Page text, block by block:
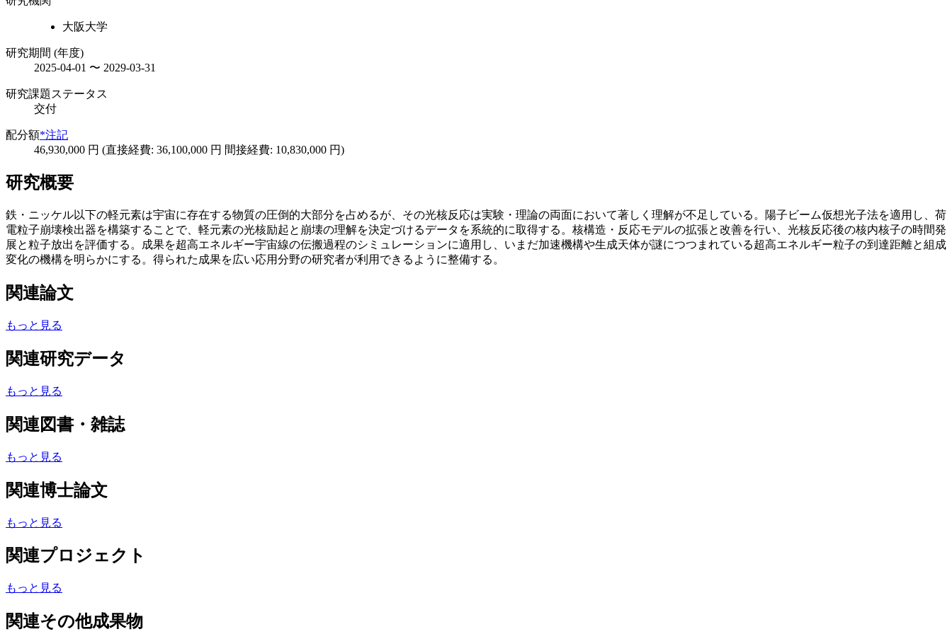
大阪大学
研究期間 (年度)
2025-04-01 〜 2029-03-31
研究課題ステータス
交付
配分額*注記
46,930,000 円 (直接経費: 36,100,000 円 間接経費: 10,830,000 円)
研究概要
鉄・ニッケル以下の軽元素は宇宙に存在する物質の圧倒的大部分を占めるが、その光核反応は実験・理論の両面において著しく理解が不足している。陽子ビーム仮想光子法を適用し、荷
電粒子崩壊検出器を構築することで、軽元素の光核励起と崩壊の理解を決定づけるデータを系統的に取得する。核構造・反応モデルの拡張と改善を行い、光核反応後の核内核子の時間発
展と粒子放出を評価する。成果を超高エネルギー宇宙線の伝搬過程のシミュレーションに適用し、いまだ加速機構や生成天体が謎につつまれている超高エネルギー粒子の到達距離と組成
変化の機構を明らかにする。得られた成果を広い応用分野の研究者が利用できるように整備する。
関連論文
もっと見る
関連研究データ
もっと見る
関連図書・雑誌
もっと見る
関連博士論文
もっと見る
関連プロジェクト
もっと見る
関連その他成果物